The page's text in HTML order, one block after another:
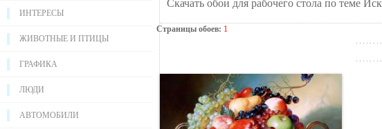
ИНТЕРЕСЫ
ЖИВОТНЫЕ И ПТИЦЫ
ГРАФИКА
ЛЮДИ
АВТОМОБИЛИ
Скачать обои для рабочего стола по теме
Страницы обоев: 1